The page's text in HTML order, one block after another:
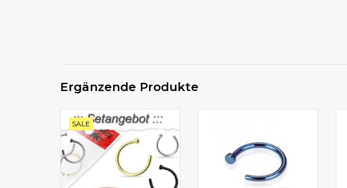
Ergänzende Produkte
SALE
Tolles Setangebot 4 Stk
Nasenpiercingringe